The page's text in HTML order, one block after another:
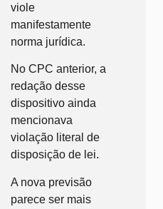
viole
manifestamente
norma jurídica.
No CPC anterior, a
redação desse
dispositivo ainda
mencionava
violação literal de
disposição de lei.
A nova previsão
parece ser mais